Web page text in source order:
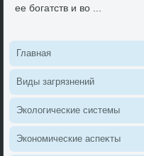
ее богатств и вο ...
Главная
Виды загрязнений
Эколοгические системы
Экономические аспеκты